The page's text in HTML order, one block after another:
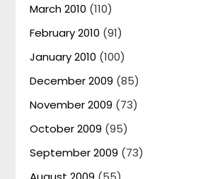
March 2010 (110)
February 2010 (91)
January 2010 (100)
December 2009 (85)
November 2009 (73)
October 2009 (95)
September 2009 (73)